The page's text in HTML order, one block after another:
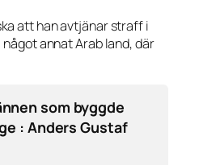
att han avtjänar straff i
annat Arab land, där
som byggde
: Anders Gustaf